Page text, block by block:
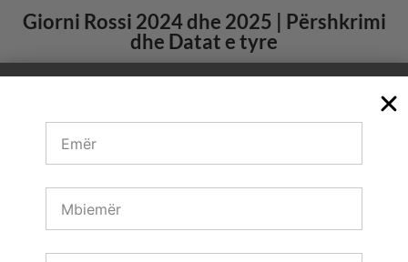
Giorni Rossi 2024 dhe 2025 | Përshkrimi
dhe Datat e tyre
Giorni Rossi 2024 janë një pjesë e rëndësishme e
ndryshimet pasuese i cili përfshin të gjitha të dielat si
Shiko më shumë →